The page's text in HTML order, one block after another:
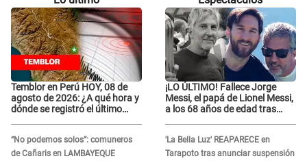
Temblor en Perú HOY, 08 de
agosto de 2026: ¿A qué hora y
dónde se registró el último
“No podemos solos”: comuneros
de Cañaris en LAMBAYEQUE
¡LO ÚLTIMO! Fallece Jorge
Messi, el papá de Lionel Messi,
a los 68 años de edad tras
'La Bella Luz' REAPARECE en
Tarapoto tras anunciar suspensión